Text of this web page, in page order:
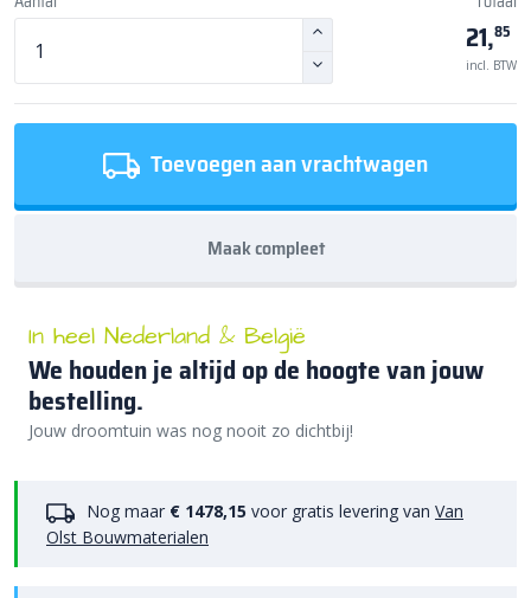
21,85
incl. BTW
Toevoegen aan vrachtwagen
Maak compleet
In heel Nederland & België
We houden je altijd op de hoogte van jouw
bestelling.
Jouw droomtuin was nog nooit zo dichtbij!
Nog maar € 1478,15 voor gratis levering van Van
Olst Bouwmaterialen